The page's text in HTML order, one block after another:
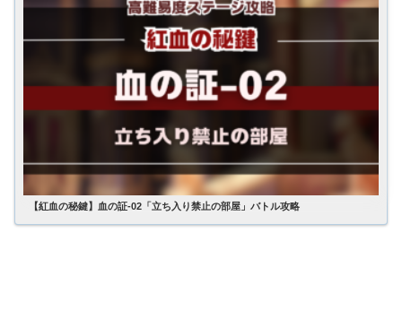
【紅血の秘鍵】血の証-02「立ち入り禁止の部屋」バトル攻略